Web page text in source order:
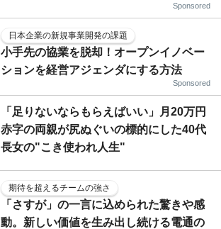
Sponsored
日本企業の新規事業開発の課題
小手先の協業を脱却！オープンイノベー
ションを経営アジェンダにする方法
Sponsored
「足りないならもらえばいい」月20万円
赤字の両親が尻ぬぐいの標的にした40代
長女の"こき使われ人生"
期待を超えるチームの強さ
「さすが」の一言に込められた驚きや感
動。新しい価値を生み出し続ける電通の